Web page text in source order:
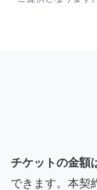
チケットの金額
できます。本契